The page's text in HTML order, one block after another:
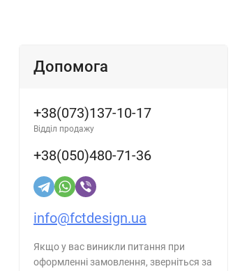
Допомога
+38(073)137-10-17
Відділ продажу
+38(050)480-71-36
info@fctdesign.ua
Якщо у вас виникли питання при
оформленні замовлення, зверніться за